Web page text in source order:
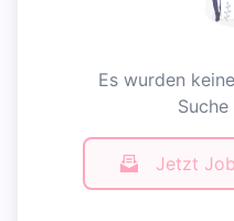
Es wurden
Jetzt